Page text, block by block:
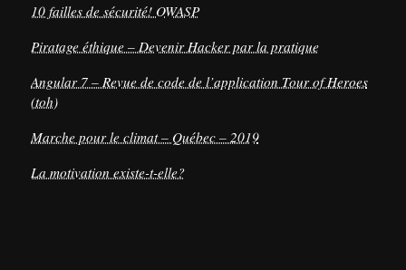
10 failles de sécurité! OWASP
Piratage éthique – Devenir Hacker par la pratique
Angular 7 – Revue de code de l’application Tour of Heroes
(toh)
Marche pour le climat – Québec – 2019
La motivation existe-t-elle?